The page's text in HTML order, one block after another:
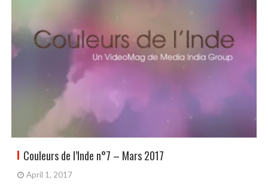
Couleurs de l’Inde n°7 – Mars 2017
April 1, 2017